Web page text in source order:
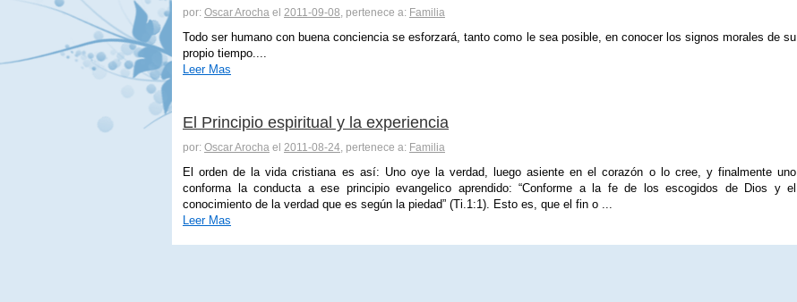
por: Oscar Arocha el 2011-09-08, pertenece a: Familia
Todo ser humano con buena conciencia se esforzará, tanto como le sea posible, en conocer los signos morales de su
propio tiempo....
Leer Mas
El Principio espiritual y la experiencia
por: Oscar Arocha el 2011-08-24, pertenece a: Familia
El orden de la vida cristiana es así: Uno oye la verdad, luego asiente en el corazón o lo cree, y finalmente uno
conforma la conducta a ese principio evangelico aprendido: “Conforme a la fe de los escogidos de Dios y el
conocimiento de la verdad que es según la piedad” (Ti.1:1). Esto es, que el fin o ...
Leer Mas